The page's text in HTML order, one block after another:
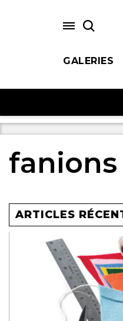
GALERIES
fanions
ARTICLES